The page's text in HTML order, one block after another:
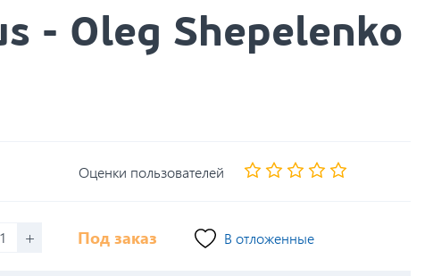
- Oleg Shepelenko
Оценки пользователей
+ Под заказ В отложенные